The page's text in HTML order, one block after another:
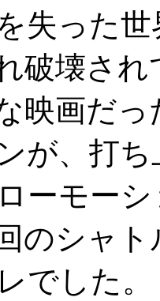
失った
破壊さ
映画だ
が、打
ーモー
のシャ
でした。